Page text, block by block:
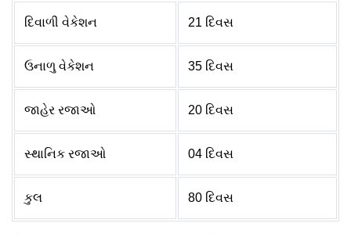
દિવાળી વેકેશન 21 દિવસ
ઉનાળુ વેકેશન 35 દિવસ
જાહેર રજાઓ 20 દિવસ
સ્થાનિક રજાઓ 04 દિવસ
કુલ 80 દિવસ